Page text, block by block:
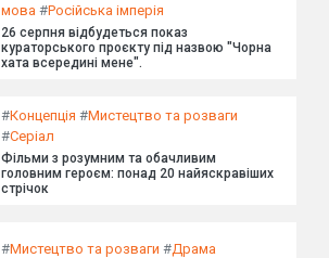
мова #Російська імперія
26 серпня відбудеться показ
кураторського проєкту під назвою "Чорна
хата всередині мене".
#Концепція #Мистецтво та розваги
#Серіал
Фільми з розумним та обачливим
головним героєм: понад 20 найяскравіших
стрічок
#Мистецтво та розваги #Драма